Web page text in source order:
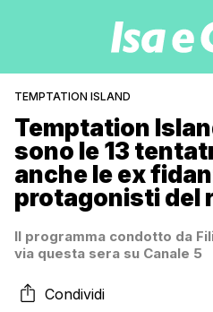
TEMPTATION ISLAND
Temptation
sono le 13
anche le ex
protagonisti del
Il programma condotto da
via questa sera su Canale 5
Condividi